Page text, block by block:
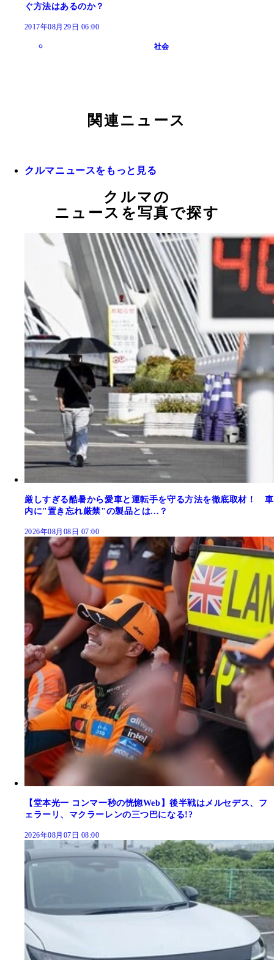
ぐ方法はあるのか？
2017年08月29日 06:00
社会
関連ニュース
クルマニュースをもっと見る
クルマの
ニュースを写真で探す
厳しすぎる酷暑から愛車と運転手を守る方法を徹底取材！ 車
内に"置き忘れ厳禁"の製品とは...？
2026年08月08日 07:00
【堂本光一 コンマ一秒の恍惚Web】後半戦はメルセデス、フ
ェラーリ、マクラーレンの三つ巴になる!?
2026年08月07日 08:00